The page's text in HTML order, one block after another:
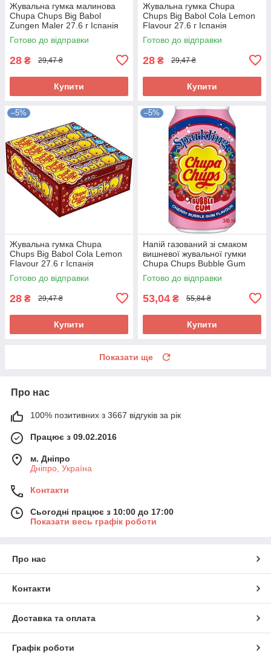
Жувальна гумка малинова
Chupa Chups Big Babol
Zungen Maler 27.6 г Іспанія
Готово до відправки
28 ₴ 29,47 ₴
Купити
Жувальна гумка Chupa
Chups Big Babol Cola Lemon
Flavour 27.6 г Іспанія
Готово до відправки
28 ₴ 29,47 ₴
Купити
–5%
Жувальна гумка Chupa
Chups Big Babol Cola Lemon
Flavour 27.6 г Іспанія
Готово до відправки
28 ₴ 29,47 ₴
Купити
–5%
Напій газований зі смаком
вишневої жувальної гумки
Chupa Chups Bubble Gum
345 мл ж/б Корея
Готово до відправки
53,04 ₴ 55,84 ₴
Купити
Показати ще
Про нас
100% позитивних з 3667 відгуків за рік
Працює з 09.02.2016
м. Дніпро
Дніпро, Україна
Контакти
Сьогодні працює з 10:00 до 17:00
Показати весь графік роботи
Про нас
Контакти
Доставка та оплата
Графік роботи